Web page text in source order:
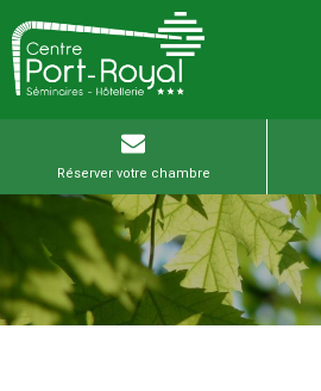
Réserver votre chambre